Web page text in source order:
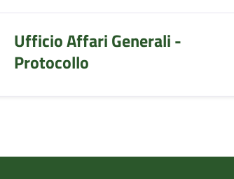
Ufficio Affari Generali -
Protocollo